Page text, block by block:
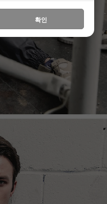
확인